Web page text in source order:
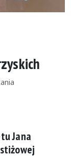
Jana